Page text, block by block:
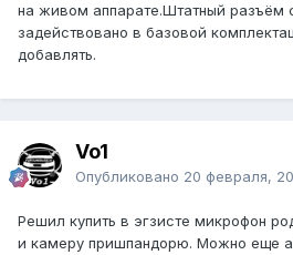
на живом аппарате.Штатный разъём
задействовано в базовой
добавлять.
Vo1
Опубликовано 20 февраля,
Решил купить в эгзисте микрофон
и камеру пришпандорю. Можно еще